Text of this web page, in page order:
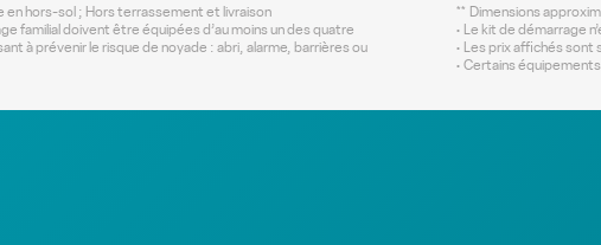
en hors-sol ; Hors terrassement et livraison
familial doivent être équipées d’au moins un des quatre
à prévenir le risque de noyade : abri, alarme, barrières ou
** Dimensions
• Le kit de démarrage
• Les prix affichés sont
• Certains